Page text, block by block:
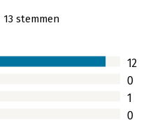
13 stemmen
12
0
1
0